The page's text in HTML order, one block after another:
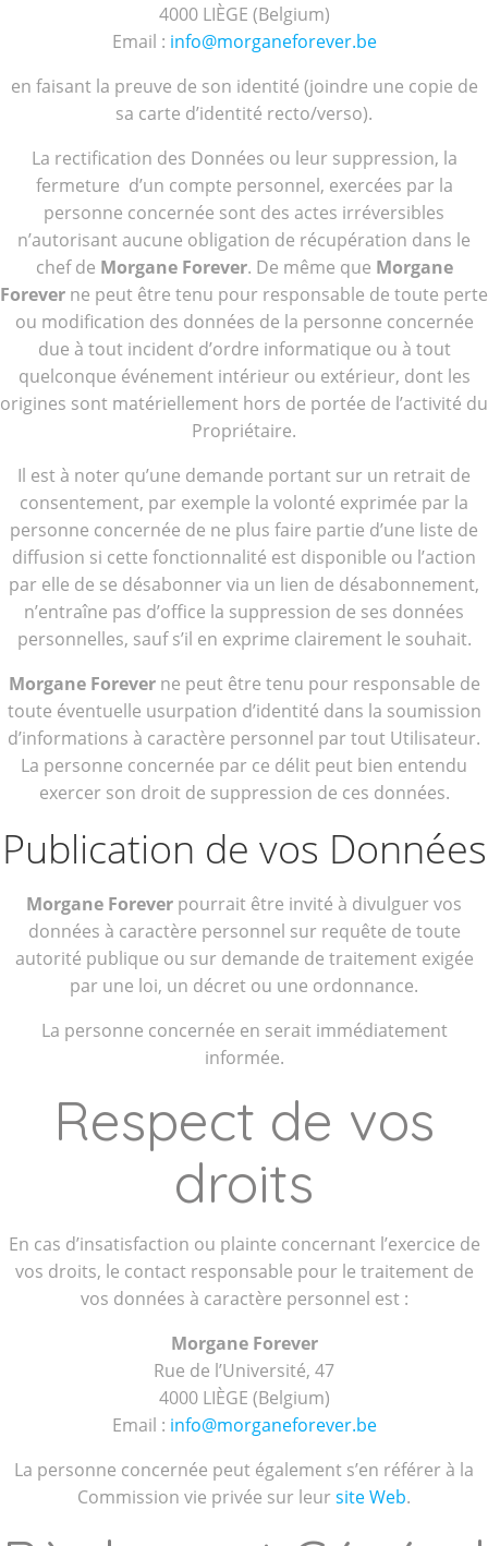
4000 LIÈGE (Belgium)
Email : info@morganeforever.be
en faisant la preuve de son identité (joindre une copie de
sa carte d’identité recto/verso).
La rectification des Données ou leur suppression, la
fermeture d’un compte personnel, exercées par la
personne concernée sont des actes irréversibles
n’autorisant aucune obligation de récupération dans le
chef de Morgane Forever. De même que Morgane
Forever ne peut être tenu pour responsable de toute perte
ou modification des données de la personne concernée
due à tout incident d’ordre informatique ou à tout
quelconque événement intérieur ou extérieur, dont les
origines sont matériellement hors de portée de l’activité du
Propriétaire.
Il est à noter qu’une demande portant sur un retrait de
consentement, par exemple la volonté exprimée par la
personne concernée de ne plus faire partie d’une liste de
diffusion si cette fonctionnalité est disponible ou l’action
par elle de se désabonner via un lien de désabonnement,
n’entraîne pas d’office la suppression de ses données
personnelles, sauf s’il en exprime clairement le souhait.
Morgane Foreverne peut être tenu pour responsable de
toute éventuelle usurpation d’identité dans la soumission
d’informations à caractère personnel par tout Utilisateur.
La personne concernée par ce délit peut bien entendu
exercer son droit de suppression de ces données.
Publication de vos Données
Morgane Forever pourrait être invité à divulguer vos
données à caractère personnel sur requête de toute
autorité publique ou sur demande de traitement exigée
par une loi, un décret ou une ordonnance.
La personne concernée en serait immédiatement
informée.
Respect de vos
droits
En cas d’insatisfaction ou plainte concernant l’exercice de
vos droits, le contact responsable pour le traitement de
vos données à caractère personnel est :
Morgane Forever
Rue de l’Université, 47
4000 LIÈGE (Belgium)
Email : info@morganeforever.be
La personne concernée peut également s’en référer à la
Commission vie privée sur leur site Web.